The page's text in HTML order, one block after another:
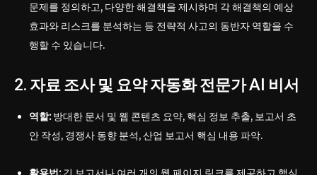
문제를 정의하고, 다양한 해결책을 제시하며 각 해결책의 예상
효과와 리스크를 분석하는 등 전략적 사고의 동반자 역할을 수
행할 수 있습니다.
2. 자료 조사 및 요약 자동화 전문가 AI 비서
역할:방대한 문서 및 웹 콘텐츠 요약, 핵심 정보 추출, 보고서 초
안 작성, 경쟁사 동향 분석, 산업 보고서 핵심 내용 파악.